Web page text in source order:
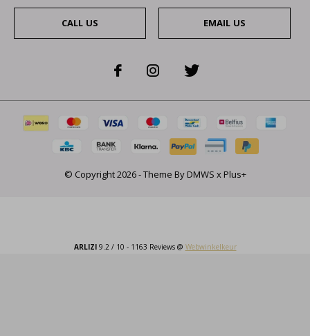
CALL US EMAIL US
© Copyright2026- Theme ByDMWS x Plus+
ARLIZI9.2 / 10 - 1163 Reviews @ Webwinkelkeur